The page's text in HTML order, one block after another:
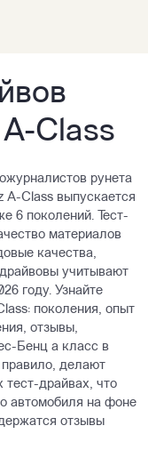
Class
рунета
A-Class выпускается
6 поколений. Тест-
материалов
качества,
учитывают
году. Узнайте
поколения, опыт
отзывы,
Бенц а класс в
делают
драйвах, что
автомобиля на фоне
отзывы